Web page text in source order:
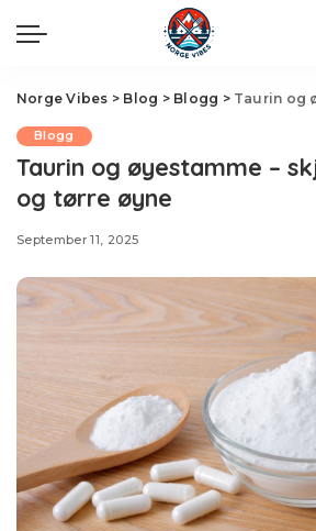
Norge Vibes > Blog > Blogg > Taurin og
Blogg
Taurin og øyestamme –
og tørre øyne
September 11, 2025